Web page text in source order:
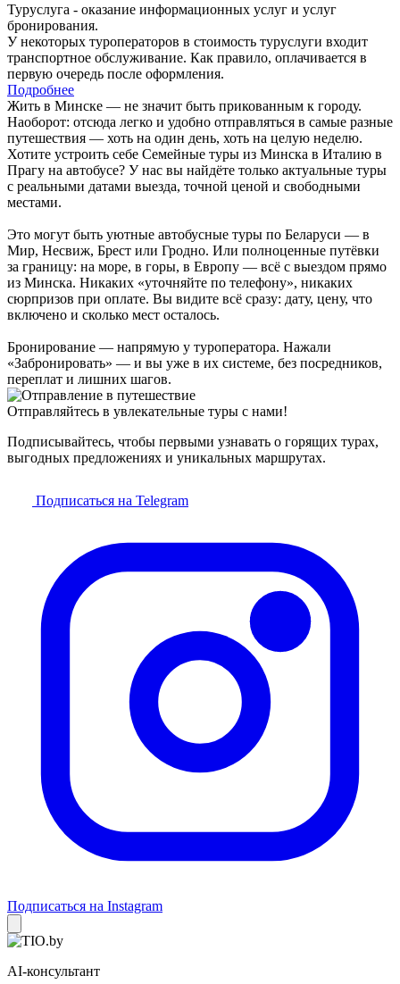
Туруслуга - оказание информационных услуг и услуг
бронирования.
У некоторых туроператоров в стоимость туруслуги входит
транспортное обслуживание. Как правило, оплачивается в
первую очередь после оформления.
Подробнее
Жить в Минске — не значит быть прикованным к городу.
Наоборот: отсюда легко и удобно отправляться в самые разные
путешествия — хоть на один день, хоть на целую неделю.
Хотите устроить себе Семейные туры из Минска в Италию в
Прагу на автобусе? У нас вы найдёте только актуальные туры
с реальными датами выезда, точной ценой и свободными
местами.
Это могут быть уютные автобусные туры по Беларуси — в
Мир, Несвиж, Брест или Гродно. Или полноценные путёвки
за границу: на море, в горы, в Европу — всё с выездом прямо
из Минска. Никаких «уточняйте по телефону», никаких
сюрпризов при оплате. Вы видите всё сразу: дату, цену, что
включено и сколько мест осталось.
Бронирование — напрямую у туроператора. Нажали
«Забронировать» — и вы уже в их системе, без посредников,
переплат и лишних шагов.
Отправляйтесь в увлекательные туры с нами!
Подписывайтесь, чтобы первыми узнавать о горящих турах,
выгодных предложениях и уникальных маршрутах.
Подписаться на Telegram
Подписаться на Instagram
AI-консультант